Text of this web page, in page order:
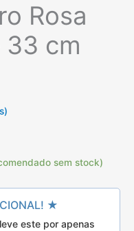
Rosa
cm
sem stock)
★
este por apenas